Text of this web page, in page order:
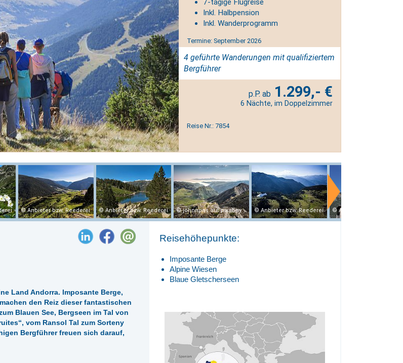
7-tägige Flugreise
Inkl. Halbpension
Inkl. Wanderprogramm
Termine: September 2026
4 geführte Wanderungen mit qualifiziertem
Bergführer
1.299,- €
6 Nächte, im Doppelzimmer
Reise Nr.: 7854
Anbieter bzw. Reederei Anbieter bzw. Reederei johnnpas auf pixabay Anbieter bzw. Reederei Anbieter
Land Andorra. Imposante Berge,
den Reiz dieser fantastischen
Blauen See, Bergseen im Tal von
vom Ransol Tal zum Sorteny
Bergführer freuen sich darauf,
Reisehöhepunkte:
Imposante Berge
Alpine Wiesen
Blaue Gletscherseen